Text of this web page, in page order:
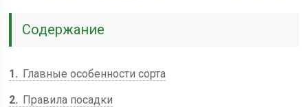
Содержание
1
Главные особенности сорта
2
Правила посадки